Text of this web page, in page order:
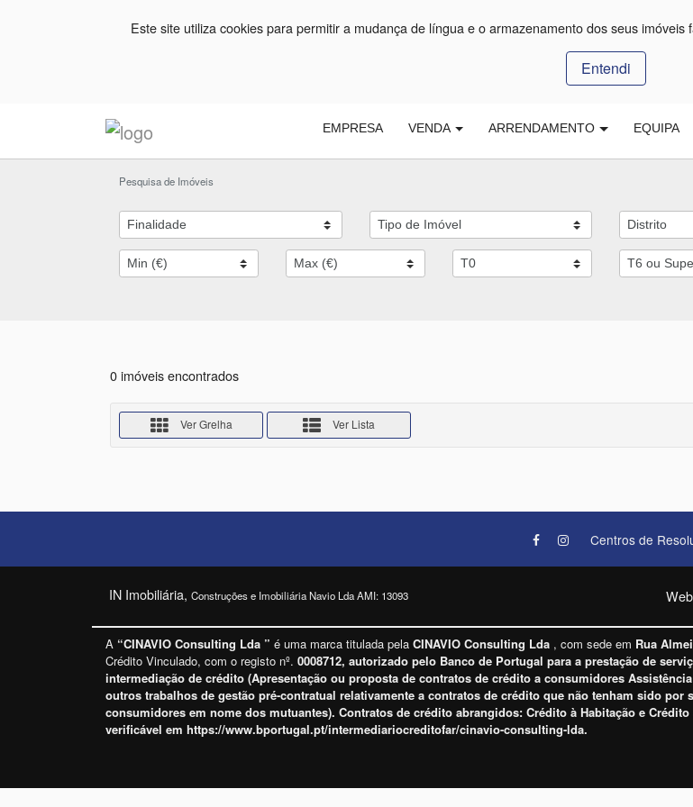
Este site utiliza cookies para permitir a mudança de língua e o armazenamento dos seus
Entendi
EMPRESA VENDA ARRENDAMENTO EQUIPA
Pesquisa de Imóveis
0 imóveis encontrados
Ver Grelha Ver Lista
Centros de
IN Imobiliária, Construções e Imobiliária Navio Lda AMI: 13093
A “CINAVIO Consulting Lda ” é uma marca titulada pela CINAVIO Consulting Lda , com sede em Rua
Crédito Vinculado, com o registo nº. 0008712, autorizado pelo Banco de Portugal para a prestação de
intermediação de crédito (Apresentação ou proposta de contratos de crédito a consumidores
outros trabalhos de gestão pré-contratual relativamente a contratos de crédito que não tenham sido
consumidores em nome dos mutuantes). Contratos de crédito abrangidos: Crédito à Habitação e
verificável em https://www.bportugal.pt/intermediariocreditofar/cinavio-consulting-lda.